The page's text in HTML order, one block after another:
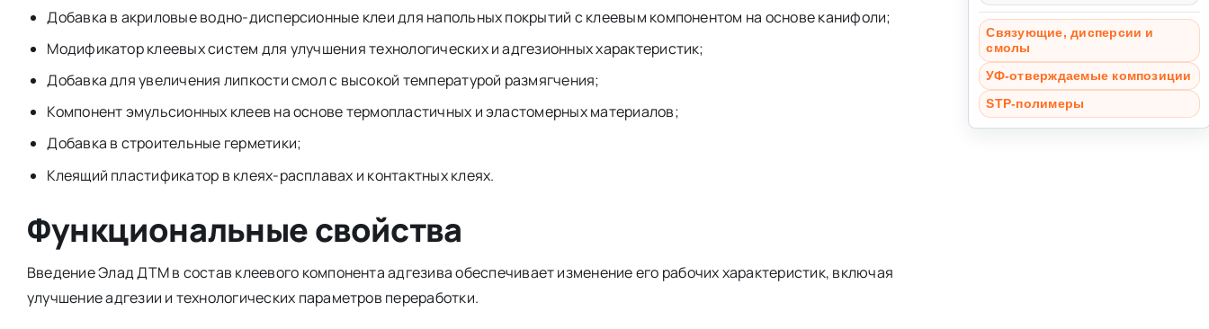
Добавка в акриловые водно-дисперсионные клеи для напольных покрытий с клеевым компонентом на основе канифоли;
Модификатор клеевых систем для улучшения технологических и адгезионных характеристик;
Добавка для увеличения липкости смол с высокой температурой размягчения;
Компонент эмульсионных клеев на основе термопластичных и эластомерных материалов;
Добавка в строительные герметики;
Клеящий пластификатор в клеях-расплавах и контактных клеях.
Функциональные свойства
Введение Элад ДТМ в состав клеевого компонента адгезива обеспечивает изменение его рабочих характеристик, включая
улучшение адгезии и технологических параметров переработки.
Связующие, дисперсии и
смолы
УФ-отверждаемые композиции
STP-полимеры